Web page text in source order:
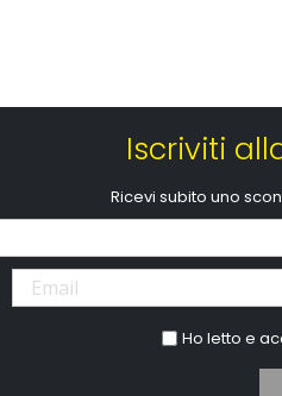
Iscriviti
Ricevi subito uno
Ho letto e